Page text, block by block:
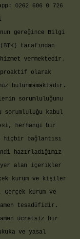
0262 606 0 726
gereğince Bilgi
tarafından
vermektedir.
olarak
bulunmamaktadır.
sorumluluğunu
kabul
herhangi bir
hiçbir bağlantısı
hazırladığımız
yer alan içerikler
kurum ve kişiler
Gerçek kurum ve
tesadüfidir.
ücretsiz bir
ve yasal